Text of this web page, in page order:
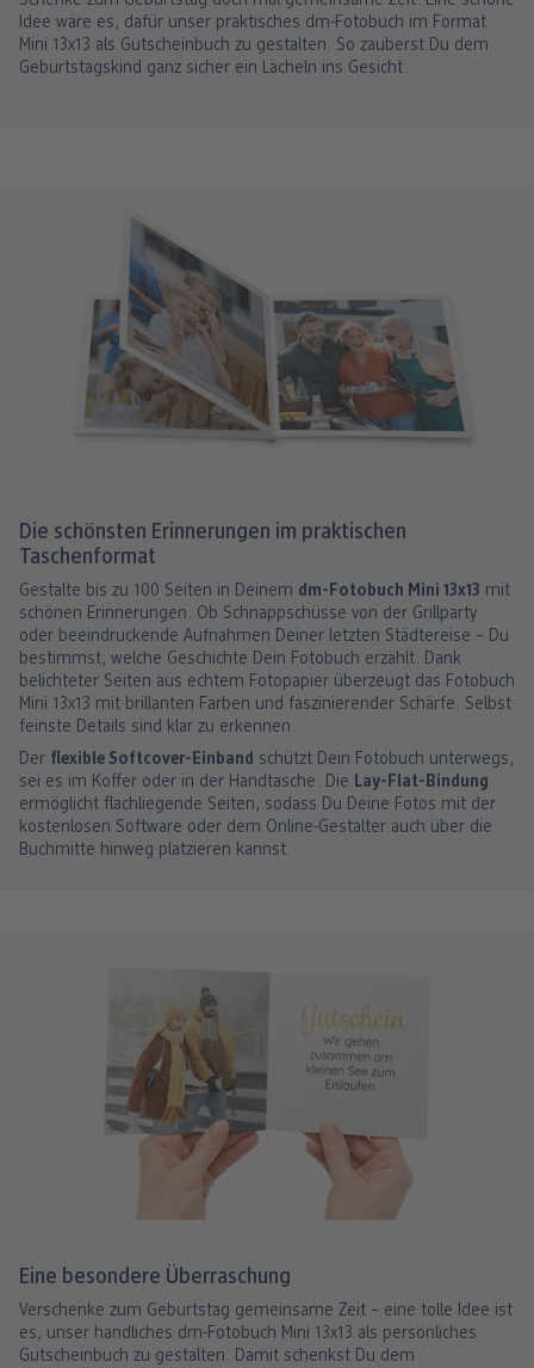
Idee wäre es, dafür unser praktisches dm-Fotobuch im Format
Mini 13x13 als Gutscheinbuch zu gestalten. So zauberst Du dem
Geburtstagskind ganz sicher ein Lächeln ins Gesicht.
Die schönsten Erinnerungen im praktischen
Taschenformat
Gestalte bis zu 100 Seiten in Deinem dm-Fotobuch Mini 13x13 mit
schönen Erinnerungen. Ob Schnappschüsse von der Grillparty
oder beeindruckende Aufnahmen Deiner letzten Städtereise – Du
bestimmst, welche Geschichte Dein Fotobuch erzählt. Dank
belichteter Seiten aus echtem Fotopapier überzeugt das Fotobuch
Mini 13x13 mit brillanten Farben und faszinierender Schärfe. Selbst
feinste Details sind klar zu erkennen.
Der flexible Softcover-Einband schützt Dein Fotobuch unterwegs,
sei es im Koffer oder in der Handtasche. Die Lay-Flat-Bindung
ermöglicht flachliegende Seiten, sodass Du Deine Fotos mit der
kostenlosen Software oder dem Online-Gestalter auch über die
Buchmitte hinweg platzieren kannst.
Eine besondere Überraschung
Verschenke zum Geburtstag gemeinsame Zeit – eine tolle Idee ist
es, unser handliches dm-Fotobuch Mini 13x13 als persönliches
Gutscheinbuch zu gestalten. Damit schenkst Du dem